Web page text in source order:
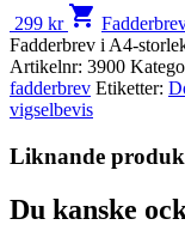
299 kr shopping_cart
Fadderbrev i A4-
Artikelnr: 3900
fadderbrev Etiketter:
vigselbevis
Liknande
Du kanske